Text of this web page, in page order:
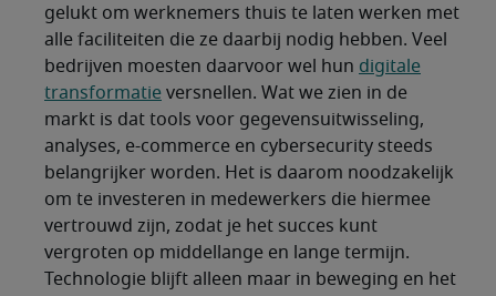
gelukt om werknemers thuis te laten werken met
alle faciliteiten die ze daarbij nodig hebben. Veel
bedrijven moesten daarvoor wel hun digitale
transformatie versnellen. Wat we zien in de
markt is dat tools voor gegevensuitwisseling,
analyses, e-commerce en cybersecurity steeds
belangrijker worden. Het is daarom noodzakelijk
om te investeren in medewerkers die hiermee
vertrouwd zijn, zodat je het succes kunt
vergroten op middellange en lange termijn.
Technologie blijft alleen maar in beweging en het